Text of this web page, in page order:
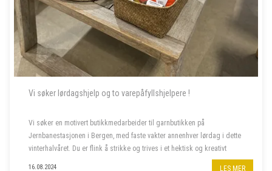
Vi søker lørdagshjelp og to varepåfyllshjelpere !
Vi søker en motivert butikkmedarbeider til garnbutikken på
Jernbanestasjonen i Bergen, med faste vakter annenhver lørdag i dette
vinterhalvåret. Du er flink å strikke og trives i et hektisk og kreativt
16.08.2024 LES MER